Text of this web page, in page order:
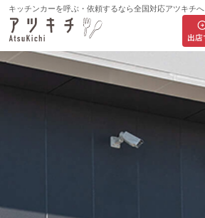
キッチンカーを呼ぶ・依頼するなら全国対応アツキチへ